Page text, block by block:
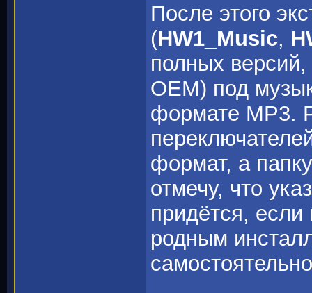
После этого
(HW1_Music,
полных
OEM) под
формате MP3.
формат, а
отмечу, что
придётся,
родным